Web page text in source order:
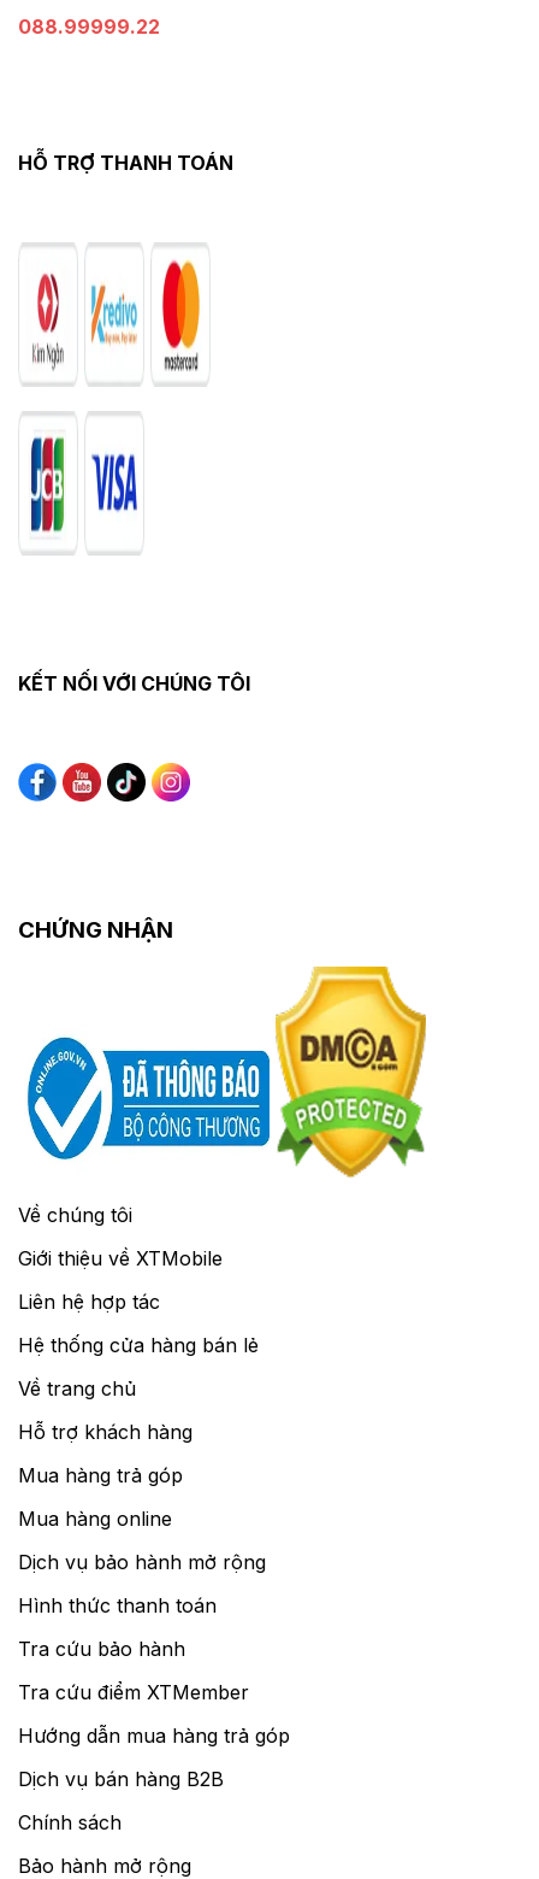
088.99999.22
HỖ TRỢ THANH TOÁN
KẾT NỐI VỚI CHÚNG TÔI
CHỨNG NHẬN
Về chúng tôi
Giới thiệu về XTMobile
Liên hệ hợp tác
Hệ thống cửa hàng bán lẻ
Về trang chủ
Hỗ trợ khách hàng
Mua hàng trả góp
Mua hàng online
Dịch vụ bảo hành mở rộng
Hình thức thanh toán
Tra cứu bảo hành
Tra cứu điểm XTMember
Hướng dẫn mua hàng trả góp
Dịch vụ bán hàng B2B
Chính sách
Bảo hành mở rộng